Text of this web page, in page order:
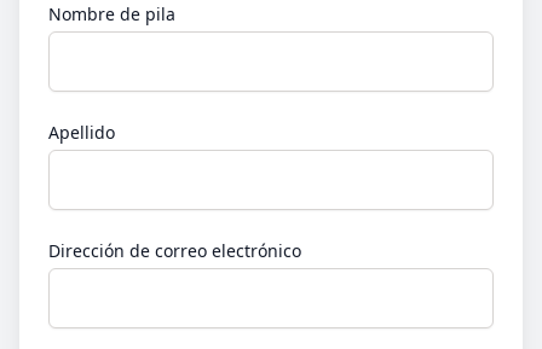
Nombre de pila
Apellido
Dirección de correo electrónico